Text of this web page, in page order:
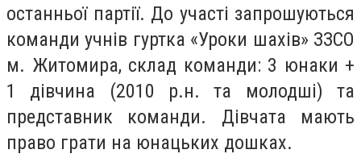
останньої партії. До участі запрошуються
команди учнів гуртка «Уроки шахів» ЗЗСО
м. Житомира, склад команди: 3 юнаки +
1 дівчина (2010 р.н. та молодші) та
представник команди. Дівчата мають
право грати на юнацьких дошках.